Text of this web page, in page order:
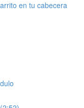
en tu cabecera